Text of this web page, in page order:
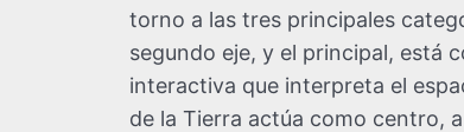
torno a las tres principales
segundo eje, y el principal, está
interactiva que interpreta el
de la Tierra actúa como centro,